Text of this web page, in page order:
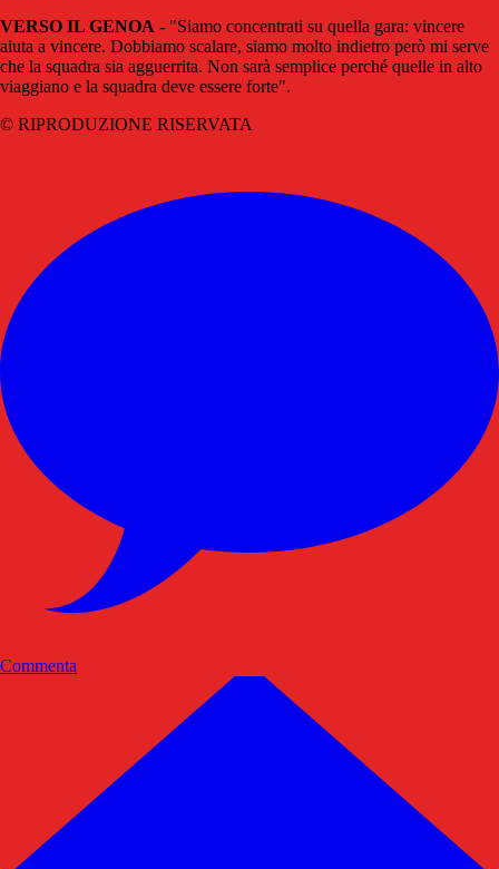
VERSO IL GENOA - "Siamo concentrati su quella gara: vincere
aiuta a vincere. Dobbiamo scalare, siamo molto indietro però mi serve
che la squadra sia agguerrita. Non sarà semplice perché quelle in alto
viaggiano e la squadra deve essere forte".
© RIPRODUZIONE RISERVATA
Commenta